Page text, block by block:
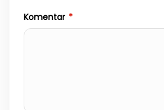
Komentar *